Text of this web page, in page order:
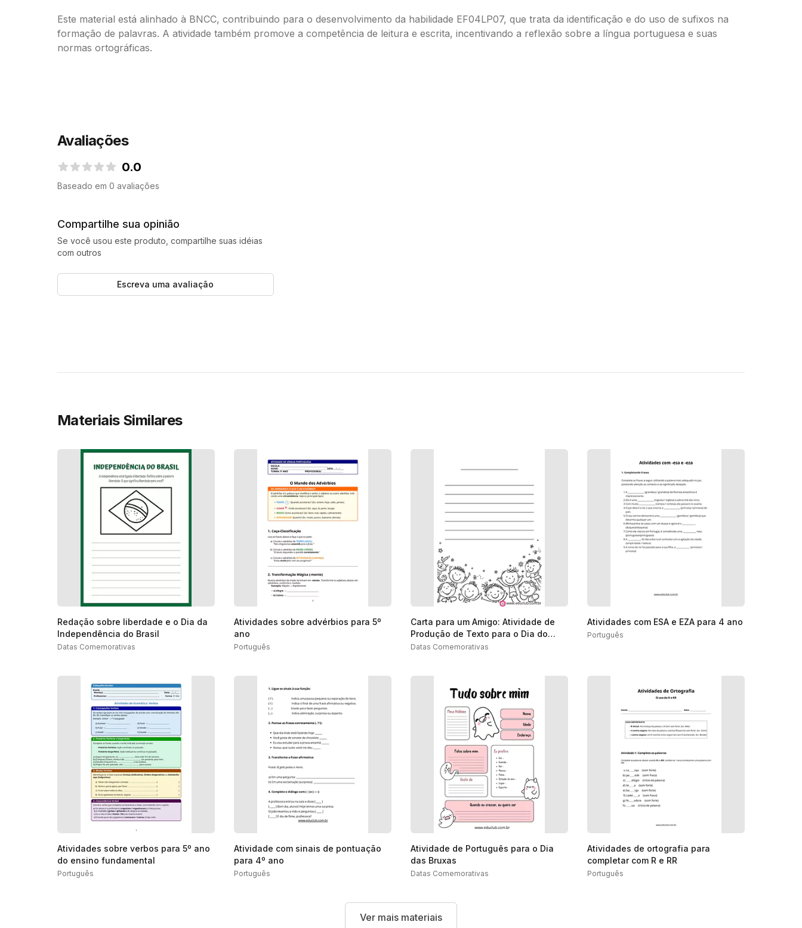
Este material está alinhado à BNCC, contribuindo para o desenvolvimento da habilidade EF04LP07, que trata da identificação e do uso de sufixos na
formação de palavras. A atividade também promove a competência de leitura e escrita, incentivando a reflexão sobre a língua portuguesa e suas
normas ortográficas.
Avaliações
0.0
Baseado em 0 avaliações
Compartilhe sua opinião
Se você usou este produto, compartilhe suas idéias
com outros
Escreva uma avaliação
Materiais Similares
Redação sobre liberdade e o Dia da
Independência do Brasil
Datas Comemorativas
Atividades sobre advérbios para 5º
ano
Português
Carta para um Amigo: Atividade de
Produção de Texto para o Dia do
Amigo
Datas Comemorativas
Atividades com ESA e EZA para 4 ano
Português
Atividades sobre verbos para 5º ano
do ensino fundamental
Português
Atividade com sinais de pontuação
para 4º ano
Português
Atividade de Português para o Dia
das Bruxas
Datas Comemorativas
Atividades de ortografia para
completar com R e RR
Português
Ver mais materiais